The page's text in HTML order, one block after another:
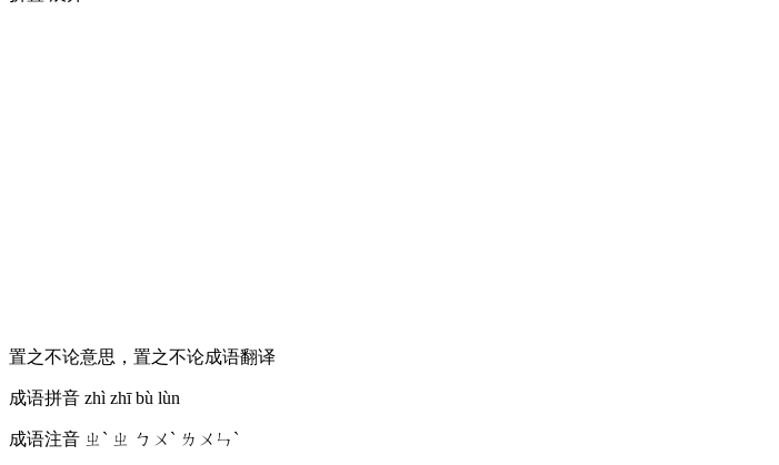
置之不论意思，置之不论成语翻译
成语拼音 zhì zhī bù lùn
成语注音 ㄓˋ ㄓ ㄅㄨˋ ㄌㄨㄣˋ